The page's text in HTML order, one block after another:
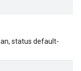
status default-